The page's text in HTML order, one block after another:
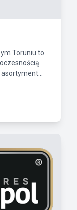
Toruniu to